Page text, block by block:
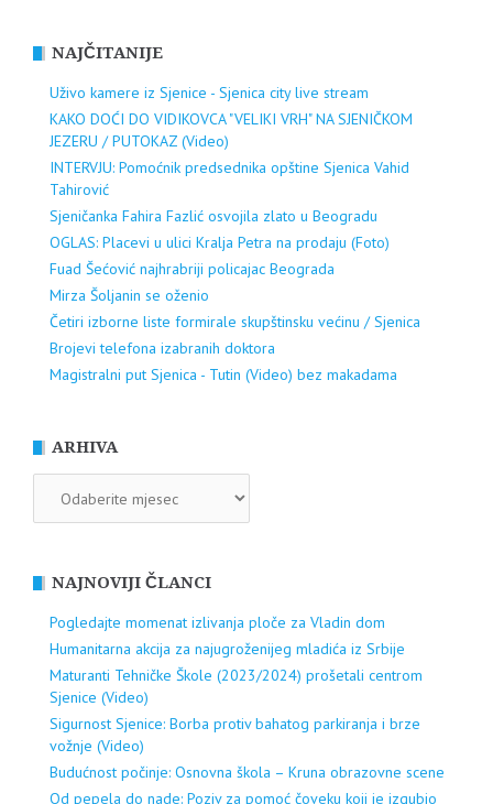
NAJČITANIJE
Uživo kamere iz Sjenice - Sjenica city live stream
KAKO DOĆI DO VIDIKOVCA "VELIKI VRH" NA SJENIČKOM
JEZERU / PUTOKAZ (Video)
INTERVJU: Pomoćnik predsednika opštine Sjenica Vahid
Tahirović
Sjeničanka Fahira Fazlić osvojila zlato u Beogradu
OGLAS: Placevi u ulici Kralja Petra na prodaju (Foto)
Fuad Šećović najhrabriji policajac Beograda
Mirza Šoljanin se oženio
Četiri izborne liste formirale skupštinsku većinu / Sjenica
Brojevi telefona izabranih doktora
Magistralni put Sjenica - Tutin (Video) bez makadama
ARHIVA
NAJNOVIJI ČLANCI
Pogledajte momenat izlivanja ploče za Vladin dom
Humanitarna akcija za najugroženijeg mladića iz Srbije
Maturanti Tehničke Škole (2023/2024) prošetali centrom
Sjenice (Video)
Sigurnost Sjenice: Borba protiv bahatog parkiranja i brze
vožnje (Video)
Budućnost počinje: Osnovna škola – Kruna obrazovne scene
Od pepela do nade: Poziv za pomoć čoveku koji je izgubio